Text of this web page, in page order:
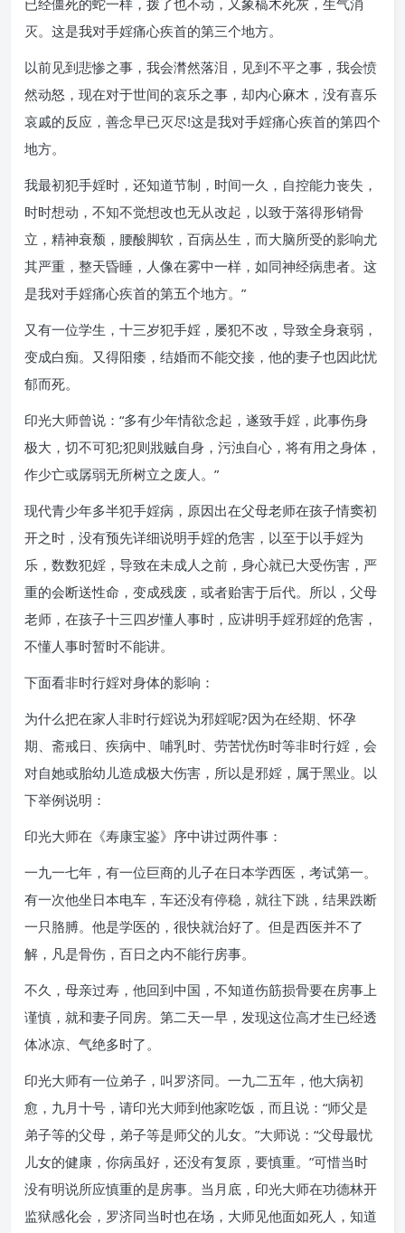
已经僵死的蛇一样，拨了也不动，又象槁木死灰，生气消
灭。这是我对手婬痛心疾首的第三个地方。
以前见到悲惨之事，我会潸然落泪，见到不平之事，我会愤
然动怒，现在对于世间的哀乐之事，却内心麻木，没有喜乐
哀戚的反应，善念早已灭尽!这是我对手婬痛心疾首的第四个
地方。
我最初犯手婬时，还知道节制，时间一久，自控能力丧失，
时时想动，不知不觉想改也无从改起，以致于落得形销骨
立，精神衰颓，腰酸脚软，百病丛生，而大脑所受的影响尤
其严重，整天昏睡，人像在雾中一样，如同神经病患者。这
是我对手婬痛心疾首的第五个地方。”
又有一位学生，十三岁犯手婬，屡犯不改，导致全身衰弱，
变成白痴。又得阳痿，结婚而不能交接，他的妻子也因此忧
郁而死。
印光大师曾说：“多有少年情欲念起，遂致手婬，此事伤身
极大，切不可犯;犯则戕贼自身，污浊自心，将有用之身体，
作少亡或孱弱无所树立之废人。”
现代青少年多半犯手婬病，原因出在父母老师在孩子情窦初
开之时，没有预先详细说明手婬的危害，以至于以手婬为
乐，数数犯婬，导致在未成人之前，身心就已大受伤害，严
重的会断送性命，变成残废，或者贻害于后代。所以，父母
老师，在孩子十三四岁懂人事时，应讲明手婬邪婬的危害，
不懂人事时暂时不能讲。
下面看非时行婬对身体的影响：
为什么把在家人非时行婬说为邪婬呢?因为在经期、怀孕
期、斋戒日、疾病中、哺乳时、劳苦忧伤时等非时行婬，会
对自她或胎幼儿造成极大伤害，所以是邪婬，属于黑业。以
下举例说明：
印光大师在《寿康宝鉴》序中讲过两件事：
一九一七年，有一位巨商的儿子在日本学西医，考试第一。
有一次他坐日本电车，车还没有停稳，就往下跳，结果跌断
一只胳膊。他是学医的，很快就治好了。但是西医并不了
解，凡是骨伤，百日之内不能行房事。
不久，母亲过寿，他回到中国，不知道伤筋损骨要在房事上
谨慎，就和妻子同房。第二天一早，发现这位高才生已经透
体冰凉、气绝多时了。
印光大师有一位弟子，叫罗济同。一九二五年，他大病初
愈，九月十号，请印光大师到他家吃饭，而且说：“师父是
弟子等的父母，弟子等是师父的儿女。”大师说：“父母最忧
儿女的健康，你病虽好，还没有复原，要慎重。”可惜当时
没有明说所应慎重的是房事。当月底，印光大师在功德林开
监狱感化会，罗济同当时也在场，大师见他面如死人，知道